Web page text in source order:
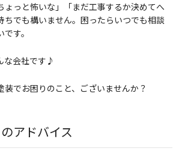
ょっと怖いな」「まだ工事するか決めてへ
でも構いません。困ったらいつでも相談
す。
な会社です♪
でお困りのこと、ございませんか？
アドバイス